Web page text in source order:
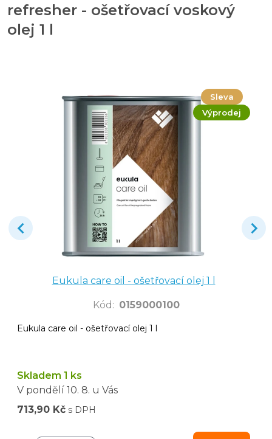
refresher - ošetřovací voskový
olej 1 l
Sleva
Výprodej
Eukula care oil - ošetřovací olej 1 l
Kód : 0159000100
Eukula care oil - ošetřovací olej 1 l
Skladem 1 ks
V pondělí 10. 8. u Vás
713,90 Kč s DPH